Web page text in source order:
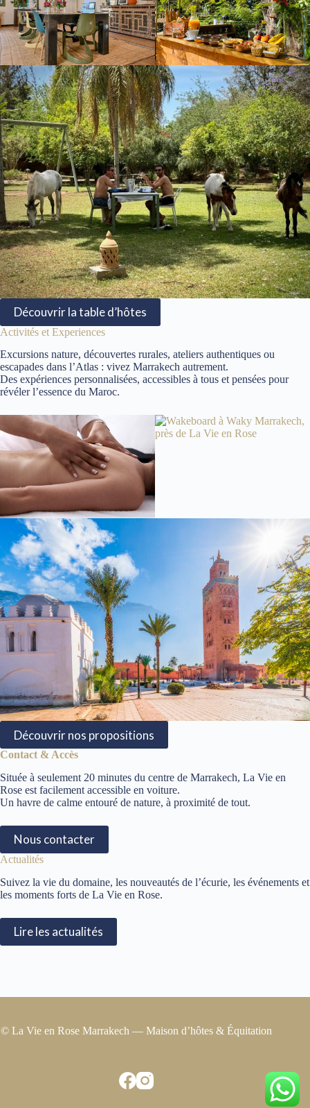
Découvrir la table d’hôtes
Activités et Experiences
Excursions nature, découvertes rurales, ateliers authentiques ou
escapades dans l’Atlas : vivez Marrakech autrement.
Des expériences personnalisées, accessibles à tous et pensées pour
révéler l’essence du Maroc.
Découvrir nos propositions
Contact & Accès
Située à seulement 20 minutes du centre de Marrakech, La Vie en
Rose est facilement accessible en voiture.
Un havre de calme entouré de nature, à proximité de tout.
Nous contacter
Actualités
Suivez la vie du domaine, les nouveautés de l’écurie, les événements et
les moments forts de La Vie en Rose.
Lire les actualités
© La Vie en Rose Marrakech — Maison d’hôtes & Équitation